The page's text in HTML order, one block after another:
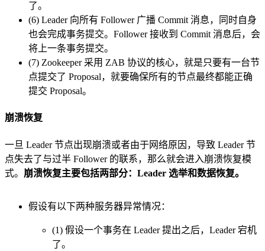
了。
(6) Leader 向所有 Follower 广播 Commit 消息，同时自身
也会完成事务提交。Follower 接收到 Commit 消息后，会
将上一条事务提交。
(7) Zookeeper 采用 ZAB 协议的核心，就是只要有一台节
点提交了 Proposal，就要确保所有的节点最终都能正确
提交 Proposal。
崩溃恢复
一旦 Leader 节点出现崩溃或者由于网络原因，导致 Leader 节
点失去了与过半 Follower 的联系，那么就会进入崩溃恢复模
式。 崩溃恢复主要包括两部分：Leader 选举和数据恢复。
假设有以下两种服务器异常情况：
(1) 假设一个事务在 Leader 提出之后，Leader 宕机
了。